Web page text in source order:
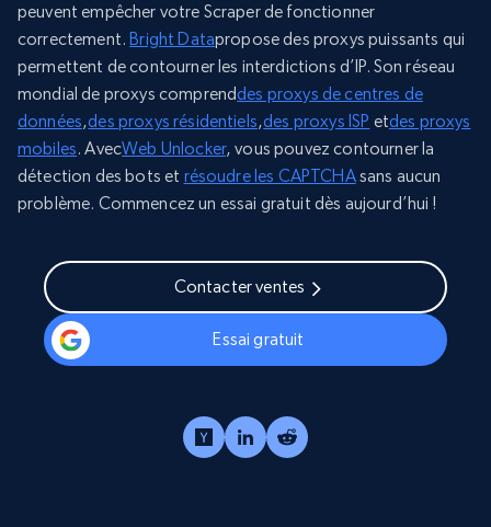
peuvent empêcher votre Scraper de fonctionner
correctement. Bright Datapropose des proxys puissants qui
permettent de contourner les interdictions d’IP. Son réseau
mondial de proxys comprenddes proxys de centres de
données,des proxys résidentiels,des proxys ISP etdes proxys
mobiles. AvecWeb Unlocker, vous pouvez contourner la
détection des bots et résoudre les CAPTCHAsans aucun
problème. Commencez un essai gratuit dès aujourd’hui !
Contacter ventes
Essai gratuit